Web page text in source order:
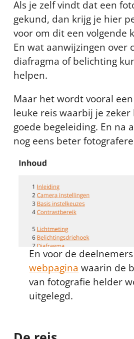
Als je zelf vindt dat een
gekund, dan krijg je hier
voor om dit een volgende
En wat aanwijzingen over
diafragma of belichting
helpen.
Maar het wordt vooral
leuke reis waarbij je zeker
goede begeleiding. En na
nog eens beter
En voor de
webpagina waarin de
van fotografie helder
uitgelegd.